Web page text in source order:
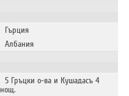
Гърция
Албания
5 Гръцки о-ва и Кушадасъ 4
нощ.